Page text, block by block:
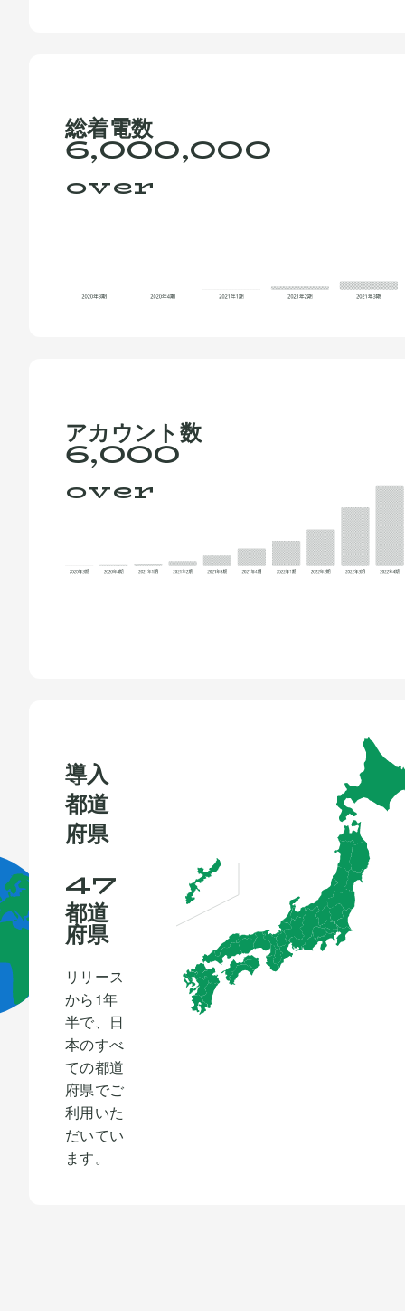
総着電数
6,000,000
over
アカウント数
6,000
over
導入
都道
府県
47
都道
府県
リリース
から1年
半で、日
本のすべ
ての都道
府県でご
利用いた
だいてい
ます。